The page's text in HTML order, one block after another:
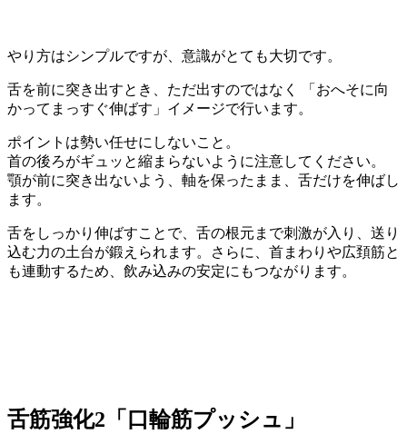
やり方はシンプルですが、意識がとても大切です。
舌を前に突き出すとき、ただ出すのではなく 「おへそに向
かってまっすぐ伸ばす」イメージで行います。
ポイントは勢い任せにしないこと。
首の後ろがギュッと縮まらないように注意してください。
顎が前に突き出ないよう、軸を保ったまま、舌だけを伸ばし
ます。
舌をしっかり伸ばすことで、舌の根元まで刺激が入り、送り
込む力の土台が鍛えられます。さらに、首まわりや広頚筋と
も連動するため、飲み込みの安定にもつながります。
舌筋強化2「口輪筋プッシュ」